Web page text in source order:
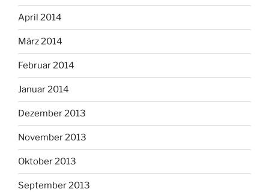
April 2014
März 2014
Februar 2014
Januar 2014
Dezember 2013
November 2013
Oktober 2013
September 2013